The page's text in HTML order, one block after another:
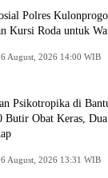
Polres
Kursi Roda untuk
6 August, 2026 14:00 WIB
Psikotropika di
Butir Obat Keras,
6 August, 2026 13:31 WIB